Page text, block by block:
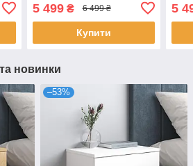
ЛДСП, 120×40×98 см - для
спальні, вітальні,
5 499₴ 6 499 ₴
Купити
5
новинки
–53%